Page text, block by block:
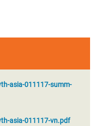
asia-011117-summ-
asia-011117-vn.pdf